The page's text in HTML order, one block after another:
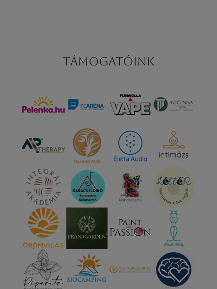
Támogatóink